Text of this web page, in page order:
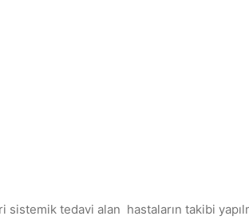
tedavi alan hastaların takibi